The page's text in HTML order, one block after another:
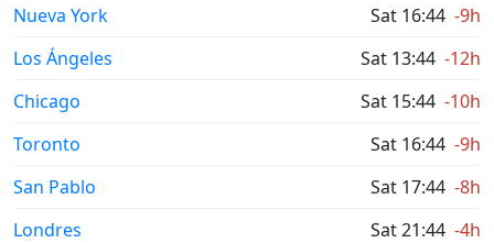
Nueva York Sat 16:44 -9h
Los Ángeles
Sat 13:44 -12h
Chicago
Sat 15:44 -10h
Toronto
Sat 16:44 -9h
San Pablo
Sat 17:44 -8h
Londres
Sat 21:44 -4h